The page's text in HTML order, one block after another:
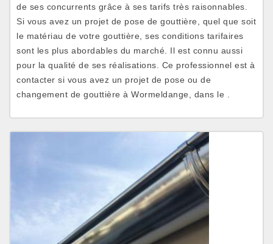
de ses concurrents grâce à ses tarifs très raisonnables.
Si vous avez un projet de pose de gouttière, quel que soit
le matériau de votre gouttière, ses conditions tarifaires
sont les plus abordables du marché. Il est connu aussi
pour la qualité de ses réalisations. Ce professionnel est à
contacter si vous avez un projet de pose ou de
changement de gouttière à Wormeldange, dans le .